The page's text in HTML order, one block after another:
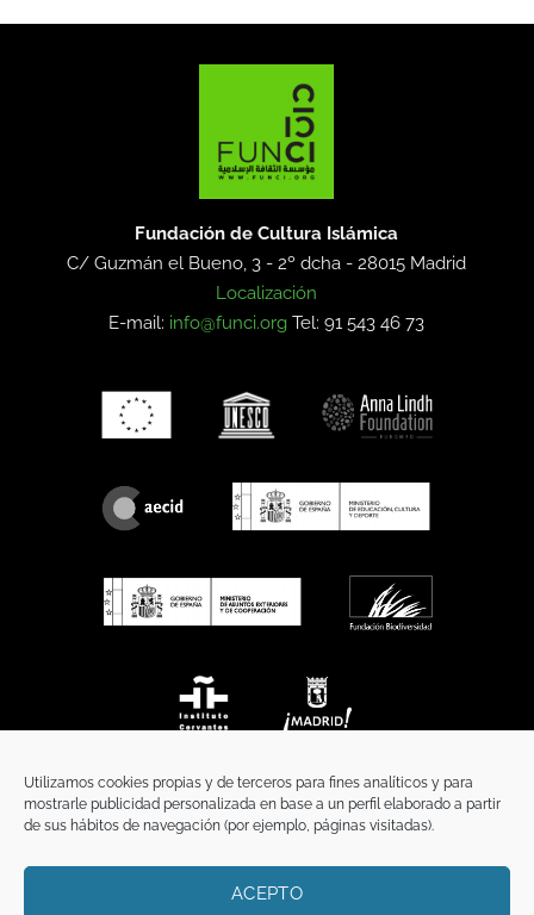
Utilizamos cookies propias y de terceros para fines analíticos y para
mostrarle publicidad personalizada en base a un perfil elaborado a partir
de sus hábitos de navegación (por ejemplo, páginas visitadas).
ACEPTO
Fundación de Cultura Islámica
C/ Guzmán el Bueno, 3 - 2º dcha -28015 Madrid
Localización
E-mail: info@funci.org Tel: 91 543 46 73